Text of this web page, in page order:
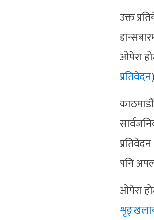
उक्त
ओपेरा
प्रतिवेदन)
पनि
ओपेरा